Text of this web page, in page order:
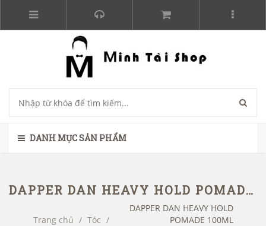
DANH MỤC SẢN PHẨM
DAPPER DAN HEAVY HOLD POMADE 100ML
Trang chủ / Tóc /
DAPPER DAN HEAVY HOLD
POMADE 100ML